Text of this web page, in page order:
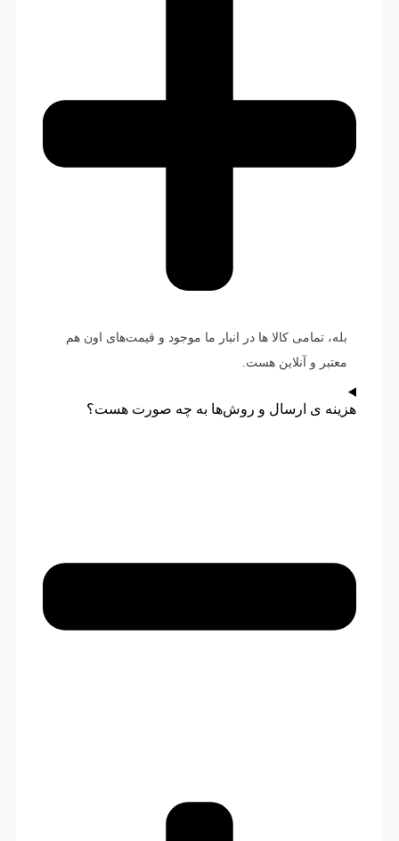
بله، تمامی کالا ها در انبار ما موجود و قیمت‌های اون هم
معتبر و آنلاین هست.
هزینه ی ارسال و روش‌ها به چه صورت هست؟